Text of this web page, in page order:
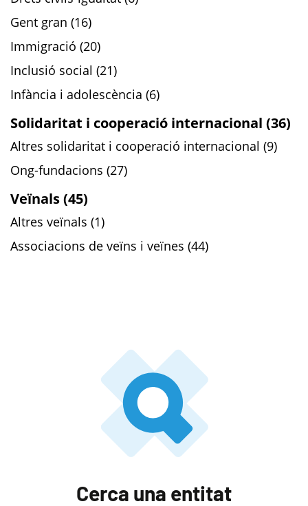
Gent gran (16)
Immigració (20)
Inclusió social (21)
Infància i adolescència (6)
Solidaritat i cooperació internacional (36)
Altres solidaritat i cooperació internacional (9)
Ong-fundacions (27)
Veïnals (45)
Altres veïnals (1)
Associacions de veïns i veïnes (44)
Cerca una entitat